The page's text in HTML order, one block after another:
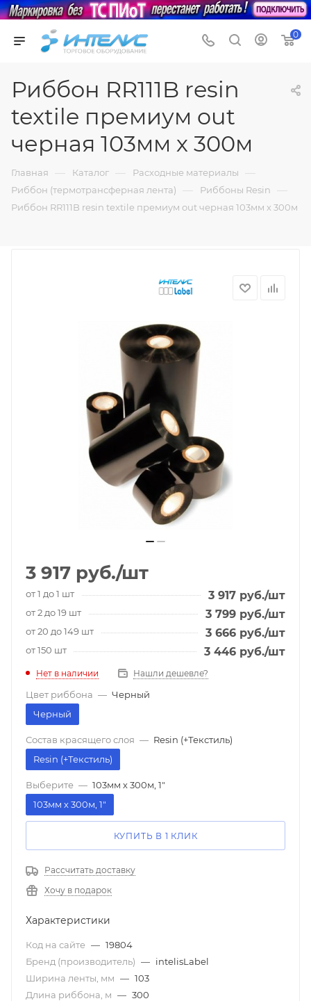
0
Риббон RR111B resin
textile премиум out
черная 103мм х 300м
Главная — Каталог — Расходные материалы —
Риббон (термотрансферная лента) — Риббоны Resin —
Риббон RR111B resin textile премиум out черная 103мм х 300м
3 917 руб./шт
от 1 до 1 шт 3 917 руб./шт
от 2 до 19 шт 3 799 руб./шт
от 20 до 149 шт 3 666 руб./шт
от 150 шт 3 446 руб./шт
Нет в наличии Нашли дешевле?
Цвет риббона — Черный
Черный
Состав красящего слоя — Resin (+Текстиль)
Resin (+Текстиль)
Выберите — 103мм х 300м, 1"
103мм х 300м, 1"
КУПИТЬ В 1 КЛИК
Рассчитать доставку
Хочу в подарок
Характеристики
Код на сайте — 19804
Бренд (производитель) — intelisLabel
Ширина ленты, мм — 103
Длина риббона, м — 300